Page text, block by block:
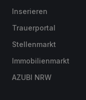
Inserieren
Trauerportal
Stellenmarkt
Immobilienmarkt
AZUBI NRW